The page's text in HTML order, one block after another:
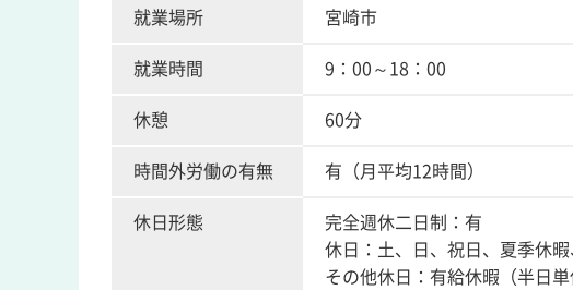
就業場所 宮崎市
就業時間 9：00～18：00
休憩 60分
時間外労働の有無 有（月平均12時間）
休日形態
完全週休二日制：有
休日：土、日、祝日、夏季休
その他休日：有給休暇（半日